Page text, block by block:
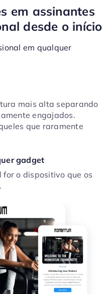
em assinantes
desde o início
em qualquer
mais alta separando
engajados.
que raramente
gadget
for o dispositivo que os